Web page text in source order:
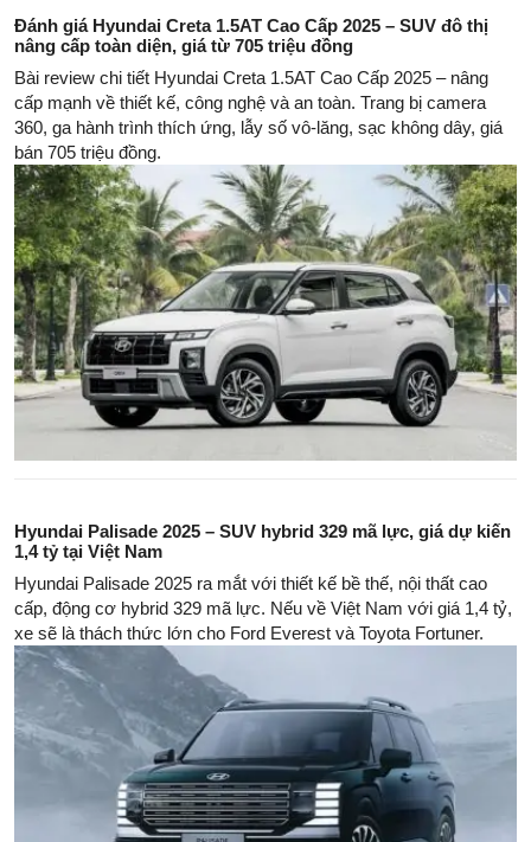
Đánh giá Hyundai Creta 1.5AT Cao Cấp 2025 – SUV đô thị
nâng cấp toàn diện, giá từ 705 triệu đồng
Bài review chi tiết Hyundai Creta 1.5AT Cao Cấp 2025 – nâng
cấp mạnh về thiết kế, công nghệ và an toàn. Trang bị camera
360, ga hành trình thích ứng, lẫy số vô-lăng, sạc không dây, giá
bán 705 triệu đồng.
Hyundai Palisade 2025 – SUV hybrid 329 mã lực, giá dự kiến
1,4 tỷ tại Việt Nam
Hyundai Palisade 2025 ra mắt với thiết kế bề thế, nội thất cao
cấp, động cơ hybrid 329 mã lực. Nếu về Việt Nam với giá 1,4 tỷ,
xe sẽ là thách thức lớn cho Ford Everest và Toyota Fortuner.